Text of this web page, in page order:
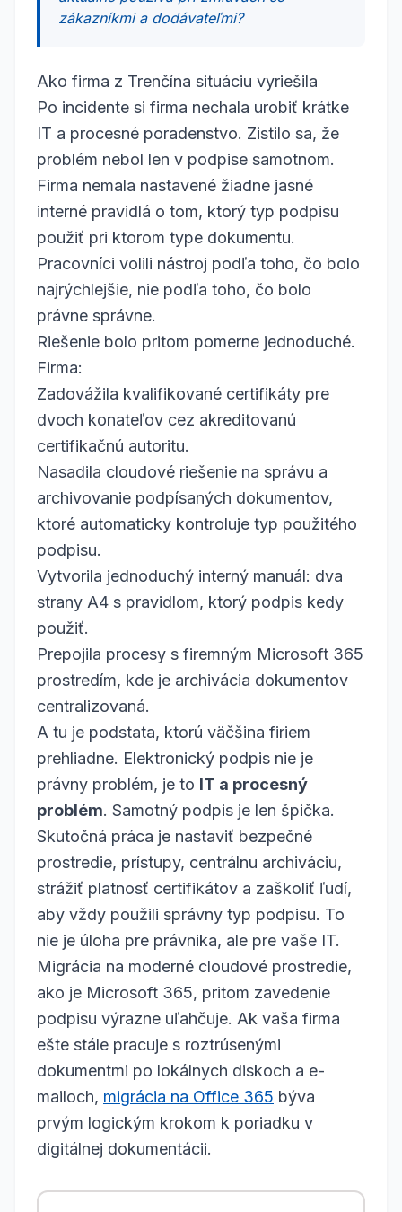
zákazníkmi a dodávateľmi?
Ako firma z Trenčína situáciu vyriešila
Po incidente si firma nechala urobiť krátke
IT a procesné poradenstvo. Zistilo sa, že
problém nebol len v podpise samotnom.
Firma nemala nastavené žiadne jasné
interné pravidlá o tom, ktorý typ podpisu
použiť pri ktorom type dokumentu.
Pracovníci volili nástroj podľa toho, čo bolo
najrýchlejšie, nie podľa toho, čo bolo
právne správne.
Riešenie bolo pritom pomerne jednoduché.
Firma:
Zadovážila kvalifikované certifikáty pre
dvoch konateľov cez akreditovanú
certifikačnú autoritu.
Nasadila cloudové riešenie na správu a
archivovanie podpísaných dokumentov,
ktoré automaticky kontroluje typ použitého
podpisu.
Vytvorila jednoduchý interný manuál: dva
strany A4 s pravidlom, ktorý podpis kedy
použiť.
Prepojila procesy s firemným Microsoft 365
prostredím, kde je archivácia dokumentov
centralizovaná.
A tu je podstata, ktorú väčšina firiem
prehliadne. Elektronický podpis nie je
právny problém, je to IT a procesný
problém. Samotný podpis je len špička.
Skutočná práca je nastaviť bezpečné
prostredie, prístupy, centrálnu archiváciu,
strážiť platnosť certifikátov a zaškoliť ľudí,
aby vždy použili správny typ podpisu. To
nie je úloha pre právnika, ale pre vaše IT.
Migrácia na moderné cloudové prostredie,
ako je Microsoft 365, pritom zavedenie
podpisu výrazne uľahčuje. Ak vaša firma
ešte stále pracuje s roztrúsenými
dokumentmi po lokálnych diskoch a e-
mailoch, migrácia na Office 365 býva
prvým logickým krokom k poriadku v
digitálnej dokumentácii.